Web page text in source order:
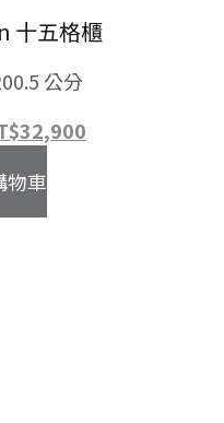
十五格櫃
公分
32,900目
物車